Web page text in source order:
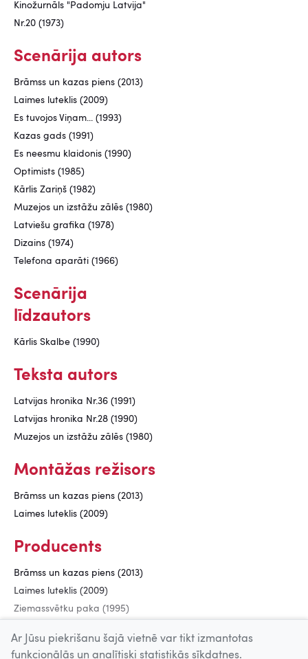
Kinožurnāls "Padomju Latvija"
Nr.20 (1973)
Scenārija autors
Brāmss un kazas piens (2013)
Laimes luteklis (2009)
Es tuvojos Viņam... (1993)
Kazas gads (1991)
Es neesmu klaidonis (1990)
Optimists (1985)
Kārlis Zariņš (1982)
Muzejos un izstāžu zālēs (1980)
Latviešu grafika (1978)
Dizains (1974)
Telefona aparāti (1966)
Scenārija
līdzautors
Kārlis Skalbe (1990)
Teksta autors
Latvijas hronika Nr.36 (1991)
Latvijas hronika Nr.28 (1990)
Muzejos un izstāžu zālēs (1980)
Montāžas režisors
Brāmss un kazas piens (2013)
Laimes luteklis (2009)
Producents
Brāmss un kazas piens (2013)
Laimes luteklis (2009)
Ziemassvētku paka (1995)
Ar Jūsu piekrišanu šajā vietnē var tikt izmantotas
funkcionālās un analītiski statistikās sīkdatnes.